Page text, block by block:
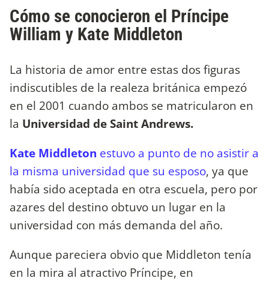
Cómo se conocieron el Príncipe
William y Kate Middleton
La historia de amor entre estas dos figuras
indiscutibles de la realeza británica empezó
en el 2001 cuando ambos se matricularon en
la Universidad de Saint Andrews.
Kate Middleton estuvo a punto de no asistir a
la misma universidad que su esposo, ya que
había sido aceptada en otra escuela, pero por
azares del destino obtuvo un lugar en la
universidad con más demanda del año.
Aunque pareciera obvio que Middleton tenía
en la mira al atractivo Príncipe, en